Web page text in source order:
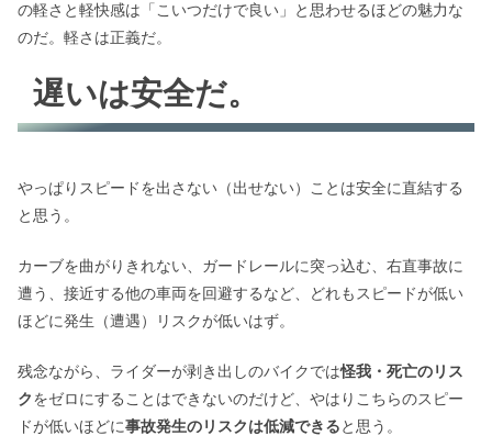
の軽さと軽快感は「こいつだけで良い」と思わせるほどの魅力な
のだ。軽さは正義だ。
遅いは安全だ。
やっぱりスピードを出さない（出せない）ことは安全に直結する
と思う。
カーブを曲がりきれない、ガードレールに突っ込む、右直事故に
遭う、接近する他の車両を回避するなど、どれもスピードが低い
ほどに発生（遭遇）リスクが低いはず。
残念ながら、ライダーが剥き出しのバイクでは怪我・死亡のリス
クをゼロにすることはできないのだけど、やはりこちらのスピー
ドが低いほどに事故発生のリスクは低減できると思う。